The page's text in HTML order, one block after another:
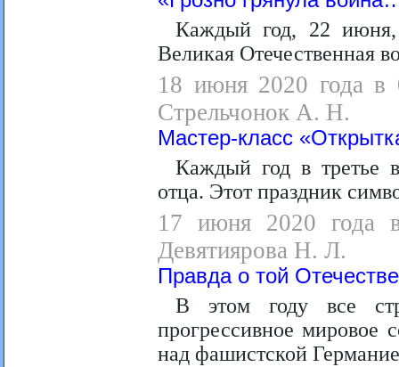
Каждый год,
22 июня,
Великая Отечественная
18 июня 2020 года в
Стрельчонок А. Н.
Мастер-класс
Каждый год в третье
отца. Этот праздник
17 июня 2020 года
Девятиярова Н. Л.
Правда о той
В этом году все
прогрессивное мировое
над фашистской